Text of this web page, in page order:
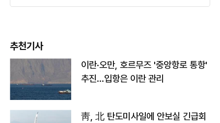
추천기사
이란·오만, 호르무즈 '중앙항로 통항'
추진…입항은 이란 관리
靑, 北 탄도미사일에 안보실 긴급회